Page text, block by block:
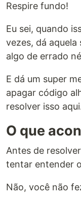
Respire fundo!
Eu sei, quando
vezes, dá
algo de errado
E dá um super
apagar código
resolver isso
O que
Antes de
tentar entender
Não, você não